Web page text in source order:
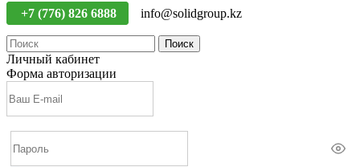
+7 (776) 826 6888 info@solidgroup.kz
Поиск
Личный кабинет
Форма авторизации